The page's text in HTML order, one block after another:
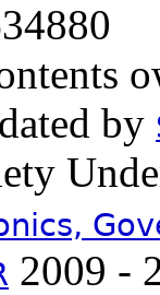
by
2009 -